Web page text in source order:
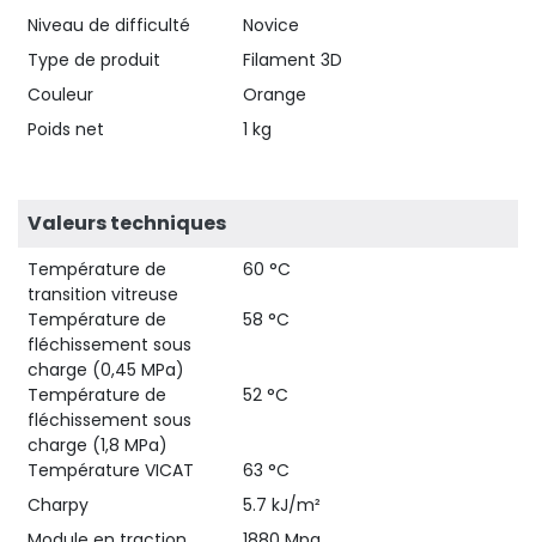
Niveau de difficulté
Novice
Type de produit
Filament 3D
Couleur
Orange
Poids net
1 kg
Valeurs techniques
Température de
transition vitreuse
60 °C
Température de
fléchissement sous
charge (0,45 MPa)
58 °C
Température de
fléchissement sous
charge (1,8 MPa)
52 °C
Température VICAT
63 °C
Charpy
5.7 kJ/m²